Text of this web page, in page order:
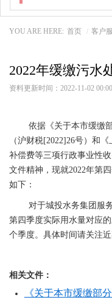
客户服务
YOU ARE HERE: 首页 / 客户
2022年缓缴污水
资料更新时间：2022-11-02
依据《关于本市缓缴部
（沪财税[2022]26号）和
补偿费等三项行政事业性
文件精神，现就2022年第
如下：
对于城投水务集团服务
第四季度实际用水量对应
个季度。具体时间请关注
相关文件：
《关于本市缓缴部